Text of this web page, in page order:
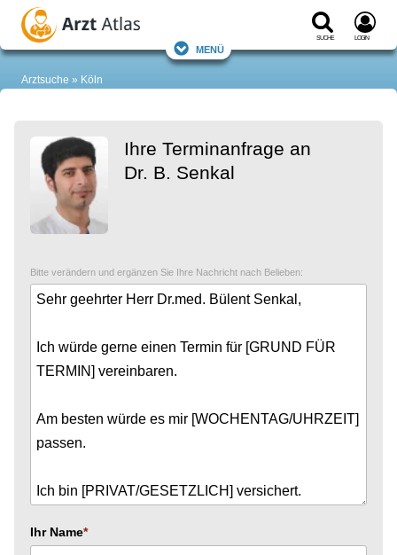
Suche Login
Menü
Arztsuche Köln
Ihre Terminanfrage an
Dr. B. Senkal
Bitte verändern und ergänzen Sie Ihre Nachricht nach Belieben:
Ihr Name